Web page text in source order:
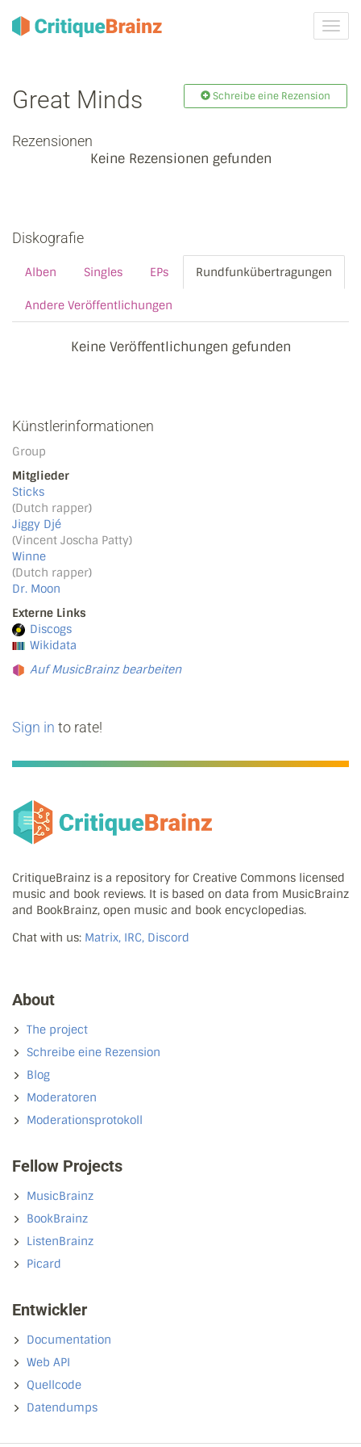
ein-/
Great Minds Schreibe eine Rezension
Rezensionen
Keine Rezensionen gefunden
Diskografie
Alben Singles EPs Rundfunkübertragungen
Andere Veröffentlichungen
Keine Veröffentlichungen gefunden
Künstlerinformationen
Group
Mitglieder
Sticks
(Dutch rapper)
Jiggy Djé
(Vincent Joscha Patty)
Winne
(Dutch rapper)
Dr. Moon
Externe Links
Discogs
Wikidata
Auf MusicBrainz bearbeiten
Sign in to rate!
CritiqueBrainz is a repository for Creative Commons licensed
music and book reviews. It is based on data from MusicBrainz
and BookBrainz, open music and book encyclopedias.
Chat with us: Matrix, IRC, Discord
About
The project
Schreibe eine Rezension
Blog
Moderatoren
Moderationsprotokoll
Fellow Projects
MusicBrainz
BookBrainz
ListenBrainz
Picard
Entwickler
Documentation
Web API
Quellcode
Datendumps